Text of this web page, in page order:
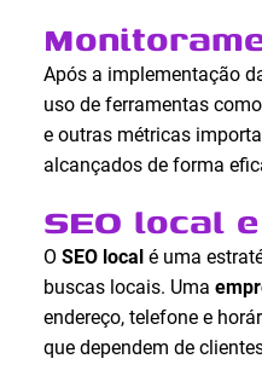
Após a implementação
uso de ferramentas como
e outras métricas
alcançados de forma
SEO local
O SEO local é uma
buscas locais. Uma
endereço, telefone e
que dependem de